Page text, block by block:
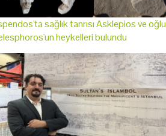
sağlık tanrısı Asklepios ve oğlu
heykelleri bulundu